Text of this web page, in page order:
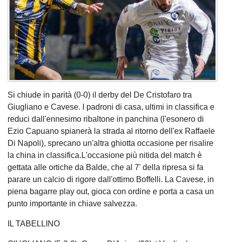
Si chiude in parità (0-0) il derby del De Cristofaro tra
Giugliano e Cavese. I padroni di casa, ultimi in classifica e
reduci dall'ennesimo ribaltone in panchina (l'esonero di
Ezio Capuano spianerà la strada al ritorno dell'ex Raffaele
Di Napoli), sprecano un'altra ghiotta occasione per risalire
la china in classifica.L'occasione più nitida del match è
gettata alle ortiche da Balde, che al 7' della ripresa si fa
parare un calcio di rigore dall'ottimo Boffelli. La Cavese, in
piena bagarre play out, gioca con ordine e porta a casa un
punto importante in chiave salvezza.
IL TABELLINO